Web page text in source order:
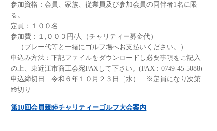
参加資格：会員、家族、従業員及び参加会員の同伴者1名に限
る。
定員：１００名
参加費：１,０００円/人（チャリティー募金代）
（プレー代等と一緒にゴルフ場へお支払いください。）
申込み方法：下記ファイルをダウンロードし必要事項をご記入
の上、東近江市商工会宛FAXして下さい。(FAX：0749-45-5088)
申込締切日 令和６年１０月２３日（水） ※定員になり次第
締切り
第10回会員親睦チャリティーゴルフ大会案内